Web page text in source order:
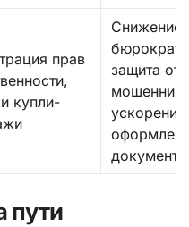
прав
купли-
Снижение
защита от
ускорение
пути